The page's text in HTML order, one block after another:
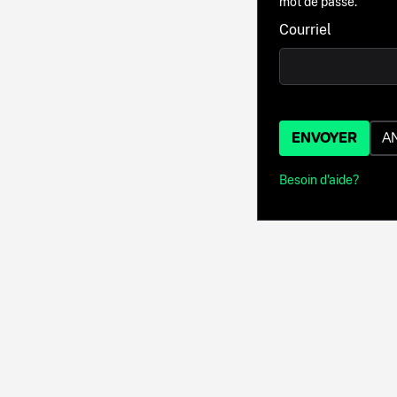
Courriel
ENVOYER
Besoin d'aide?